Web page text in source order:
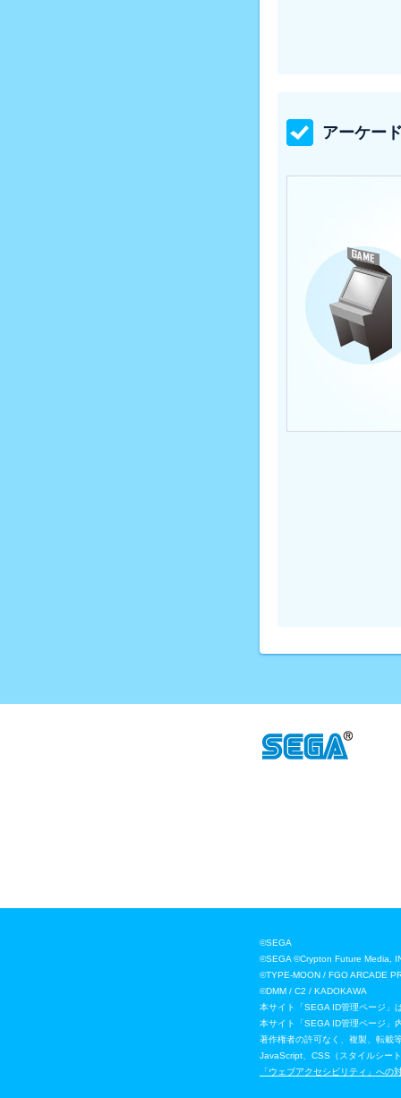
アーケー
©SEGA
©SEGA ©Crypton Future Media,
©TYPE-MOON / FGO ARCADE
©DMM / C2 / KADOKAWA
本サイト「SEGA ID管理ページ」
本サイト「SEGA ID管理ページ」
著作権者の許可なく、複製、転載
JavaScript、CSS（スタイルシー
「ウェブアクセシビリティ」への